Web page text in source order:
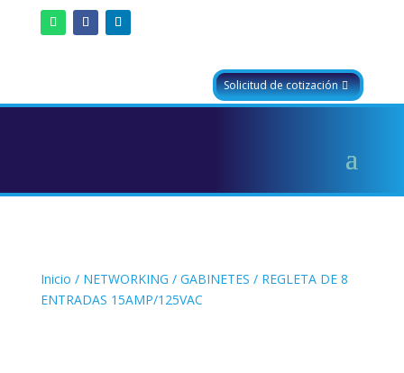
Solicitud de cotización
Inicio / NETWORKING / GABINETES / REGLETA DE 8
ENTRADAS 15AMP/125VAC